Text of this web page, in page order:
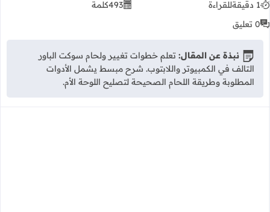
1 دقيقة
للقراءة 493كلمة
0 تعليق
نبذة عن المقال: تعلم خطوات تغيير ولحام سوكت الباور
التالف في الكمبيوتر واللابتوب. شرح مبسط يشمل الأدوات
المطلوبة وطريقة اللحام الصحيحة لتصليح اللوحة الأم.